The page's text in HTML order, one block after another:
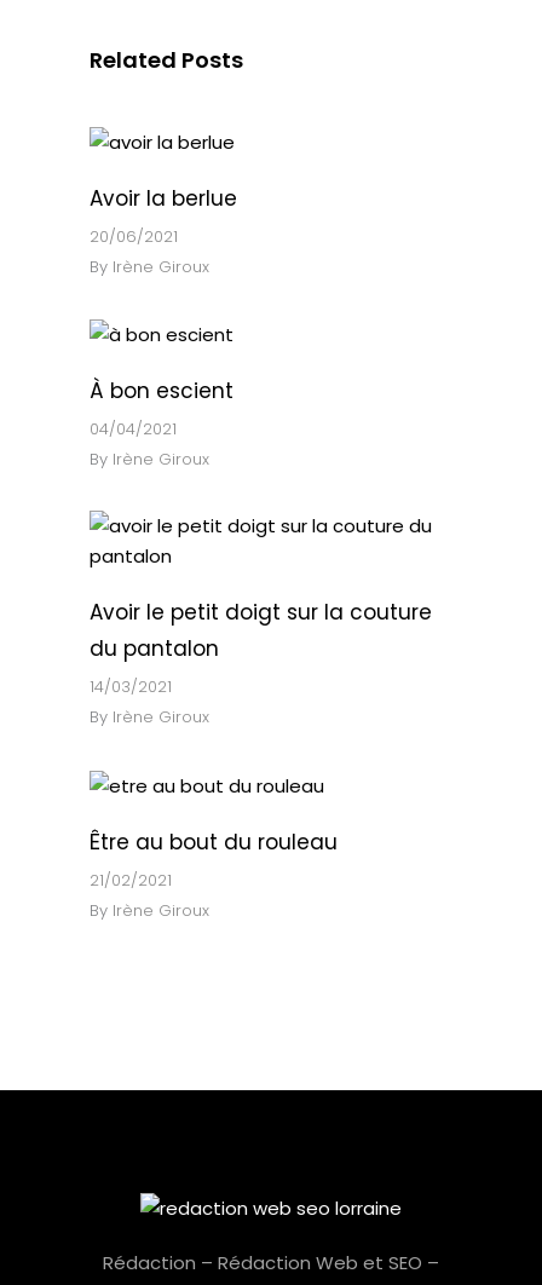
Related Posts
Avoir la berlue
20/06/2021
By Irène Giroux
À bon escient
04/04/2021
By Irène Giroux
Avoir le petit doigt sur la couture
du pantalon
14/03/2021
By Irène Giroux
Être au bout du rouleau
21/02/2021
By Irène Giroux
Rédaction – Rédaction Web et SEO –